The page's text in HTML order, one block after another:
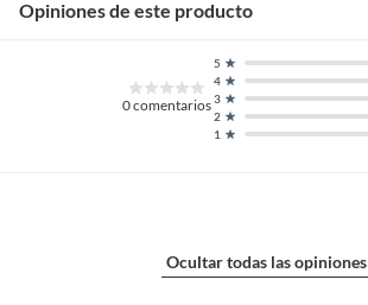
Opiniones de este producto
0comentarios
1
2
3
4
5
Ocultar todas las opiniones